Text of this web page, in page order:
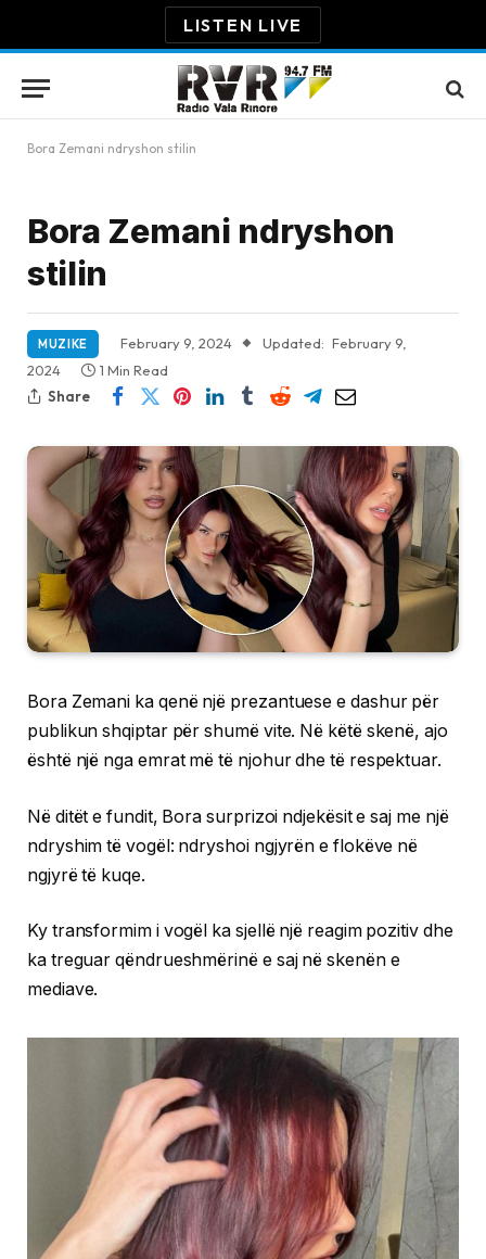
LISTEN LIVE
Bora Zemani ndryshon stilin
Bora Zemani ndryshon
stilin
MUZIKE February 9, 2024 Updated: February 9,
2024
1 Min Read
Share
Bora Zemani ka qenë një prezantuese e dashur për
publikun shqiptar për shumë vite. Në këtë skenë, ajo
është një nga emrat më të njohur dhe të respektuar.
Në ditët e fundit, Bora surprizoi ndjekësit e saj me një
ndryshim të vogël: ndryshoi ngjyrën e flokëve në
ngjyrë të kuqe.
Ky transformim i vogël ka sjellë një reagim pozitiv dhe
ka treguar qëndrueshmërinë e saj në skenën e
mediave.